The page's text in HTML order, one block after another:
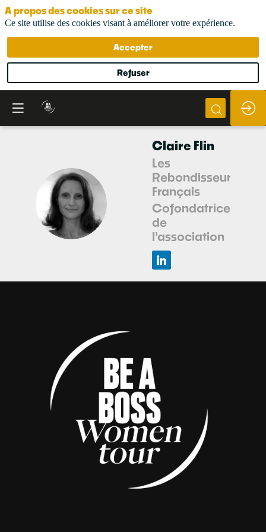
CF
Claire Flin
Les
Rebondisseurs
Français
Cofondatrice
de
l'association
A propos des cookies sur ce site
Ce site utilise des cookies visant à améliorer votre expérience.
Accepter
Refuser